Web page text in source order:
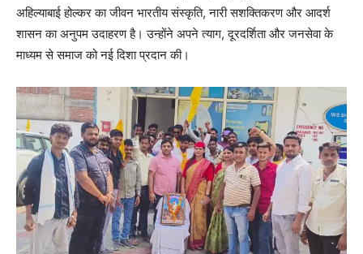
अहिल्याबाई होल्कर का जीवन भारतीय संस्कृति, नारी सशक्तिकरण और आदर्श
शासन का अनुपम उदाहरण है। उन्होंने अपने त्याग, दूरदर्शिता और जनसेवा के
माध्यम से समाज को नई दिशा प्रदान की।